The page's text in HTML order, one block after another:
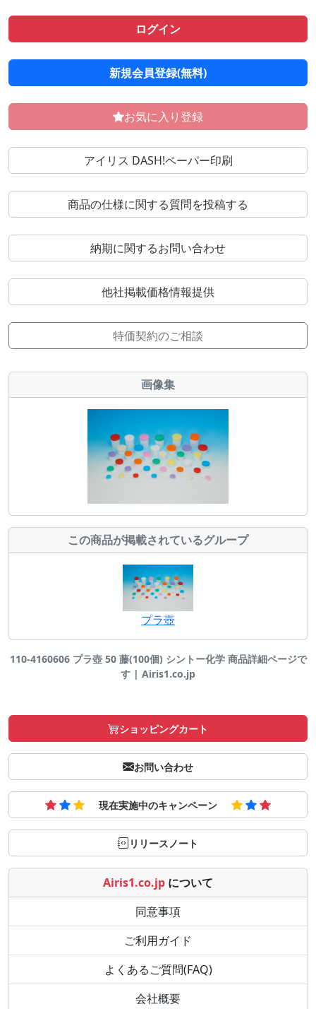
ログイン
新規会員登録(無料)
お気に入り登録
アイリス DASH!ペーパー印刷
商品の仕様に関する質問を投稿する
納期に関するお問い合わせ
他社掲載価格情報提供
特価契約のご相談
画像集
この商品が掲載されているグループ
プラ壺
110-4160606 プラ壺 50 藤(100個) シントー化学 商品詳細ページで
す | Airis1.co.jp
ショッピングカート
お問い合わせ
現在実施中のキャンペーン
リリースノート
Airis1.co.jp について
同意事項
ご利用ガイド
よくあるご質問(FAQ)
会社概要